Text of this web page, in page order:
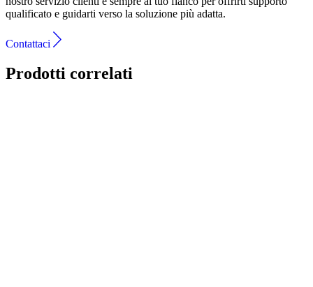
qualificato e guidarti verso la soluzione più adatta.
Contattaci
Prodotti correlati